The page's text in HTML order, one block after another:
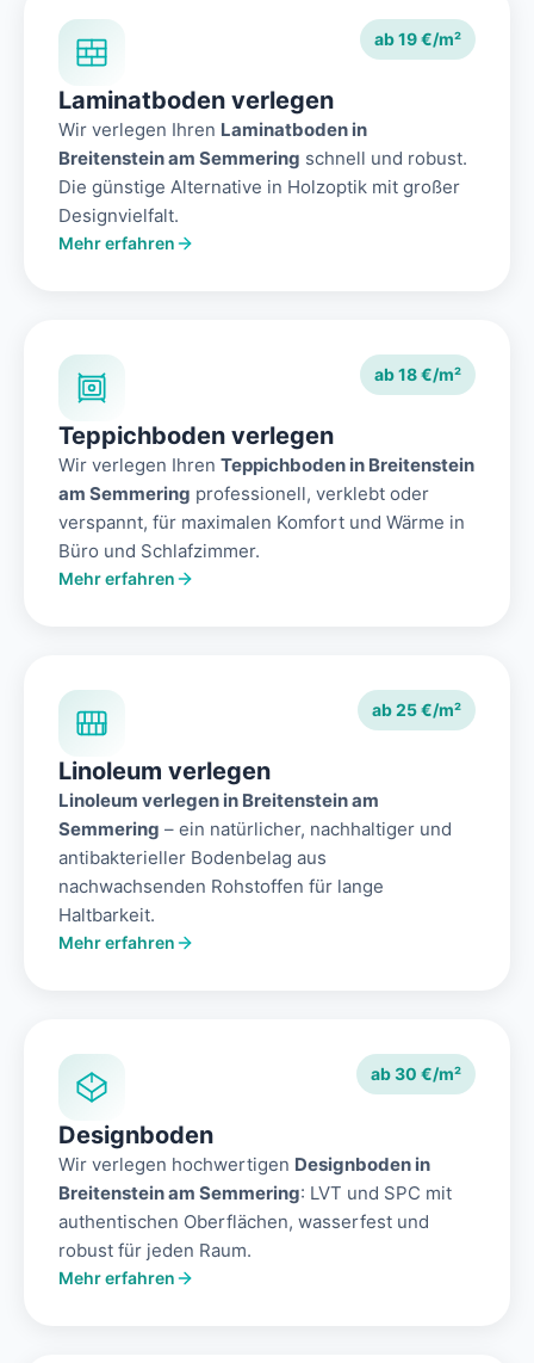
ab 19 €/m²
Laminatboden verlegen
Wir verlegen Ihren Laminatboden in
Breitenstein am Semmering schnell und robust.
Die günstige Alternative in Holzoptik mit großer
Designvielfalt.
Mehr erfahren
ab 18 €/m²
Teppichboden verlegen
Wir verlegen Ihren Teppichboden in Breitenstein
am Semmering professionell, verklebt oder
verspannt, für maximalen Komfort und Wärme in
Büro und Schlafzimmer.
Mehr erfahren
ab 25 €/m²
Linoleum verlegen
Linoleum verlegen in Breitenstein am
Semmering – ein natürlicher, nachhaltiger und
antibakterieller Bodenbelag aus
nachwachsenden Rohstoffen für lange
Haltbarkeit.
Mehr erfahren
ab 30 €/m²
Designboden
Wir verlegen hochwertigen Designboden in
Breitenstein am Semmering: LVT und SPC mit
authentischen Oberflächen, wasserfest und
robust für jeden Raum.
Mehr erfahren